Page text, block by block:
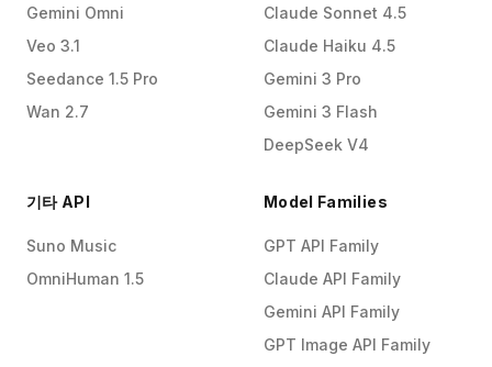
Gemini Omni
Veo 3.1
Seedance 1.5 Pro
Wan 2.7
Claude Sonnet 4.5
Claude Haiku 4.5
Gemini 3 Pro
Gemini 3 Flash
DeepSeek V4
기타 API
Suno Music
OmniHuman 1.5
Model Families
GPT API Family
Claude API Family
Gemini API Family
GPT Image API Family